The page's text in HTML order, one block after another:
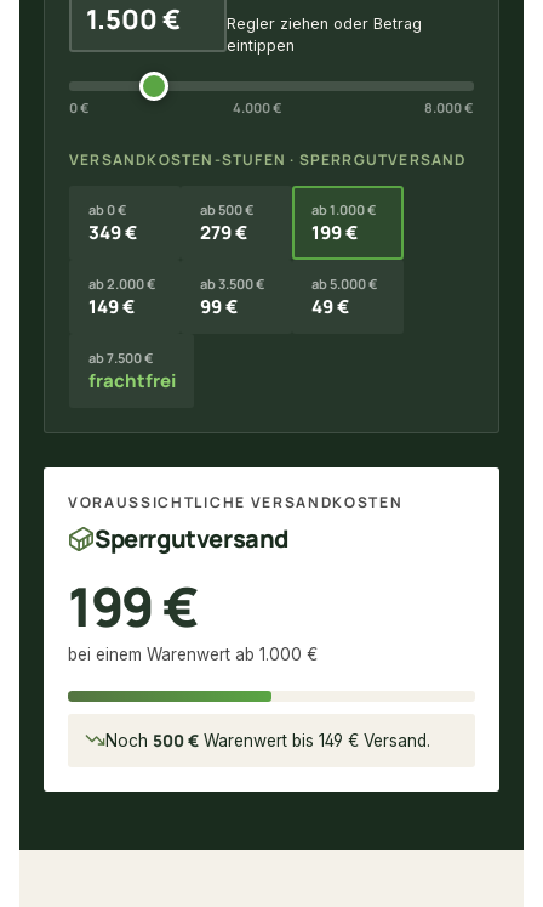
Regler ziehen oder Betrag
eintippen
0 € 4.000 € 8.000 €
VERSANDKOSTEN-STUFEN · SPERRGUTVERSAND
ab 0 €
349 €
ab 500 €
279 €
ab 1.000 €
199 €
ab 2.000 €
149 €
ab 3.500 €
99 €
ab 5.000 €
49 €
ab 7.500 €
frachtfrei
VORAUSSICHTLICHE VERSANDKOSTEN
Sperrgutversand
199 €
bei einem Warenwert ab 1.000 €
Noch 500 € Warenwert bis 149 € Versand.